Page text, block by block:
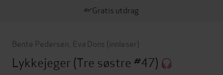
Gratis utdrag
Bente Pedersen Eva Dons (innleser)
Lykkejeger(Tre søstre #47)